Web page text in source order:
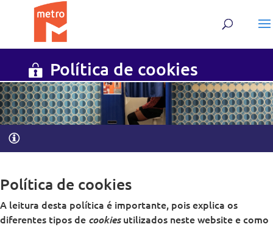
Política de cookies
Política de cookies
A leitura desta política é importante, pois explica os
diferentes tipos de cookiesutilizados neste website e como